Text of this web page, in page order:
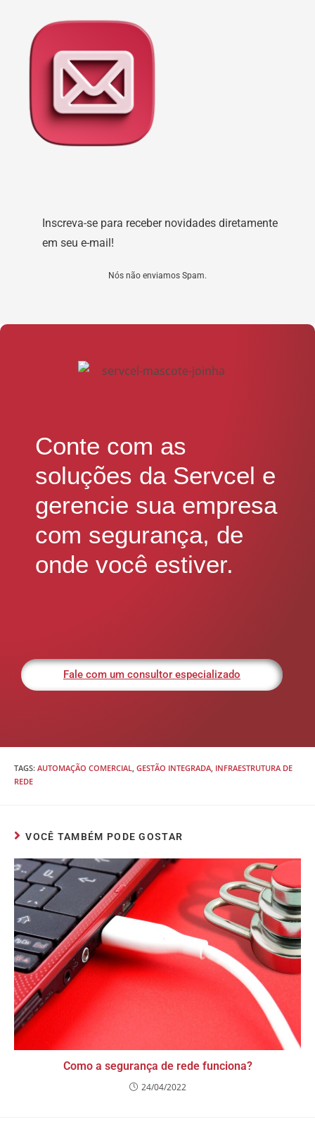
Inscreva-se para receber novidades diretamente
em seu e-mail!
Nós não enviamos Spam.
Conte com as
soluções da Servcel e
gerencie sua empresa
com segurança, de
onde você estiver.
Fale com um consultor especializado
TAGS: AUTOMAÇÃO COMERCIAL GESTÃO INTEGRADA INFRAESTRUTURA DE
REDE
VOCÊ TAMBÉM PODE GOSTAR
Como a segurança de rede funciona?
24/04/2022